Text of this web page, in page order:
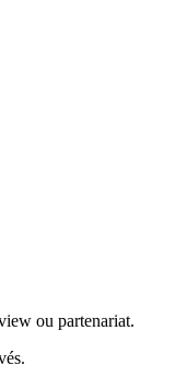
ou partenariat.